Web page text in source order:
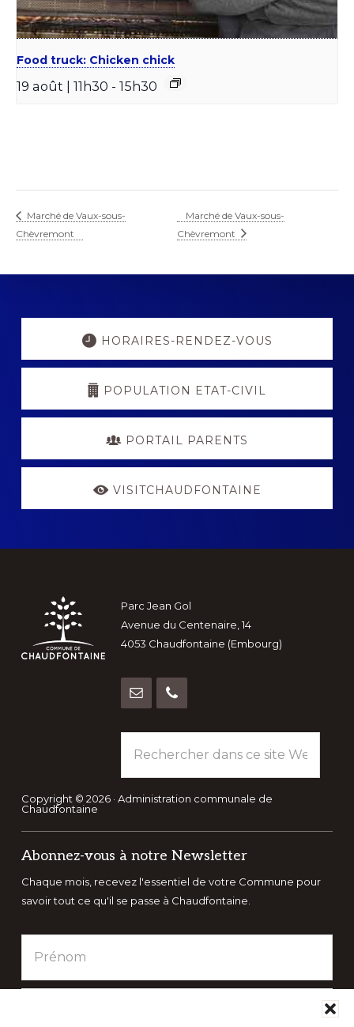
Food truck: Chicken chick
19 août | 11h30 - 15h30
Marché de Vaux-sous-
Chèvremont
Marché de Vaux-sous-
Chèvremont
Explore
HORAIRES-RENDEZ-VOUS
POPULATION ETAT-CIVIL
PORTAIL PARENTS
VISITCHAUDFONTAINE
Footer
Parc Jean Gol
Avenue du Centenaire, 14
4053 Chaudfontaine (Embourg)
dans
ce
site
Copyright © 2026 · Administration communale de
Chaudfontaine
Abonnez-vous à notre Newsletter
Chaque mois, recevez l'essentiel de votre Commune pour
savoir tout ce qu'il se passe à Chaudfontaine.